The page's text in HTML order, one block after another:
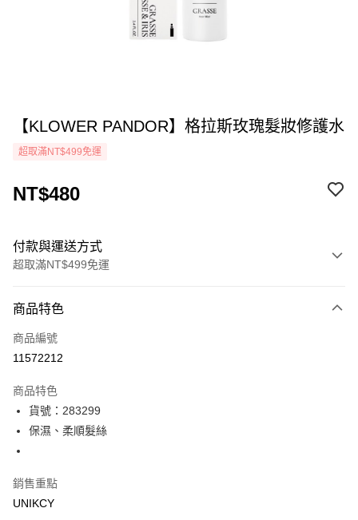
【KLOWER PANDOR】格拉斯玫瑰髮妝修護水
超取滿NT$499免運
NT$480
付款與運送方式
超取滿NT$499免運
icash Pay
信用卡一次付款
LINE Pay
Apple Pay
商品特色
商品編號
11572212
商品特色
貨號：283299
保濕、柔順髮絲
銷售重點
UNIKCY